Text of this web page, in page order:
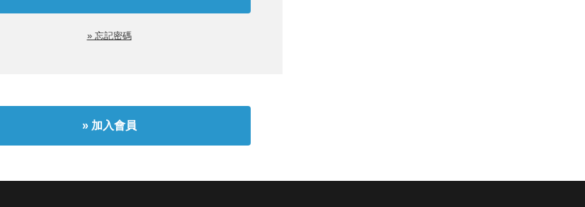
» 忘記密碼